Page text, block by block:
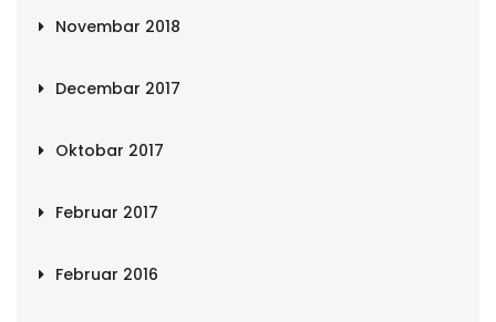
Novembar 2018
Decembar 2017
Oktobar 2017
Februar 2017
Februar 2016